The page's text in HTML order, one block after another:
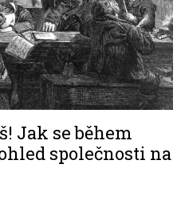
Jak se během
společnosti na